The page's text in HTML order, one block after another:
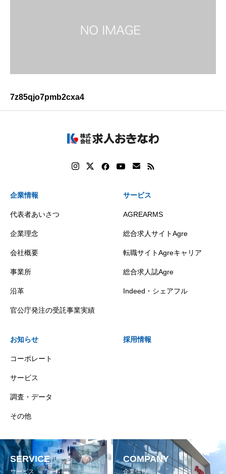
7z85qjo7pmb2cxa4
企業情報
代表者あいさつ
企業理念
会社概要
事業所
沿革
官公庁発注の受託事業実績
サービス
AGREARMS
総合求人サイトAgre
転職サイトAgreキャリア
総合求人誌Agre
Indeed・シェアフル
お知らせ
コーポレート
サービス
調査・データ
その他
採用情報
SERVICE
サービス
COMPANY
企業情報